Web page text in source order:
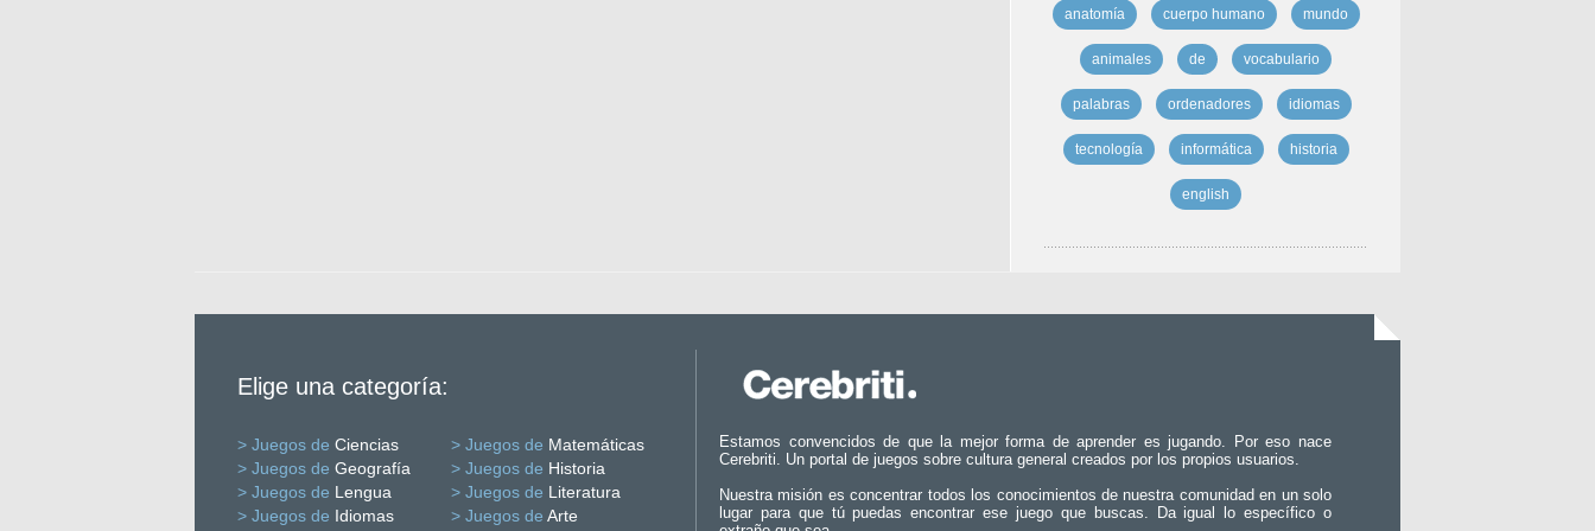
anatomía cuerpo humano mundo
animales de vocabulario
palabras ordenadores idiomas
tecnología informática historia
english
Elige una categoría:
> Juegos de Ciencias > Juegos de Matemáticas
> Juegos de Geografía > Juegos de Historia
> Juegos de Lengua > Juegos de Literatura
> Juegos de Idiomas > Juegos de Arte
Estamos convencidos de que la mejor forma de aprender es jugando. Por eso nace
Cerebriti. Un portal de juegos sobre cultura general creados por los propios usuarios.
Nuestra misión es concentrar todos los conocimientos de nuestra comunidad en un solo
lugar para que tú puedas encontrar ese juego que buscas. Da igual lo específico o